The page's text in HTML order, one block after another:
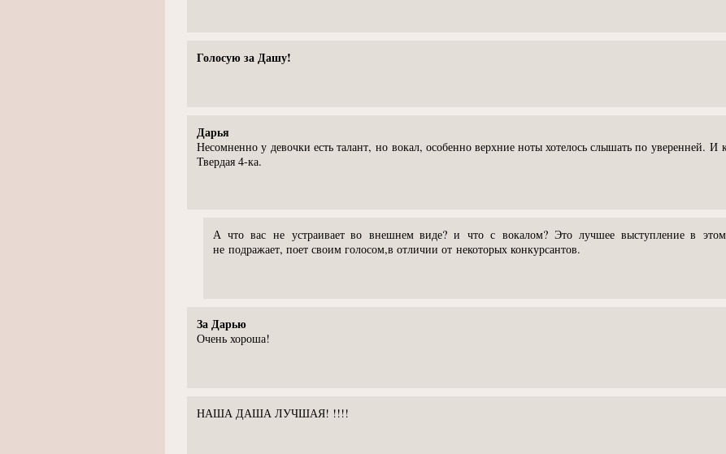
Голосую за Дашу!
Дарья
Несомненно у девочки есть талант, но вокал, особенно верхние ноты хотелось слышать по уверенней. И
Твердая 4-ка.
А что вас не устраивает во внешнем виде? и что с вокалом? Это лучшее выступление в этом
не подражает, поет своим голосом,в отличии от некоторых конкурсантов.
За Дарью
Очень хороша!
НАША ДАША ЛУЧШАЯ! !!!!